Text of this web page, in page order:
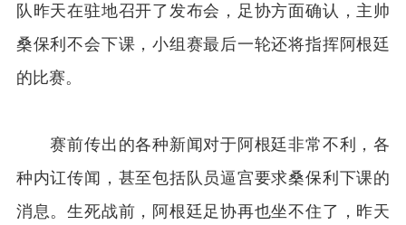
队昨天在驻地召开了发布会，足协方面确认，主帅
桑保利不会下课，小组赛最后一轮还将指挥阿根廷
的比赛。
赛前传出的各种新闻对于阿根廷非常不利，各
种内讧传闻，甚至包括队员逼宫要求桑保利下课的
消息。生死战前，阿根廷足协再也坐不住了，昨天